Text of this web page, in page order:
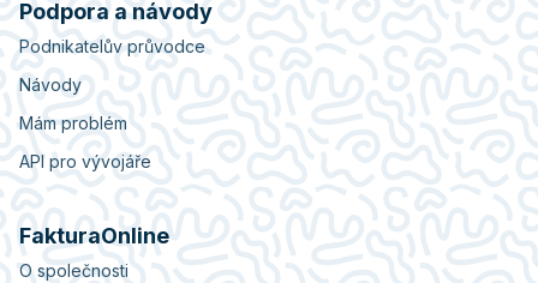
Podpora a návody
Podnikatelův průvodce
Návody
Mám problém
API pro vývojáře
FakturaOnline
O společnosti